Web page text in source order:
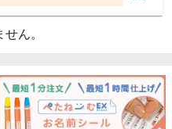
ん。